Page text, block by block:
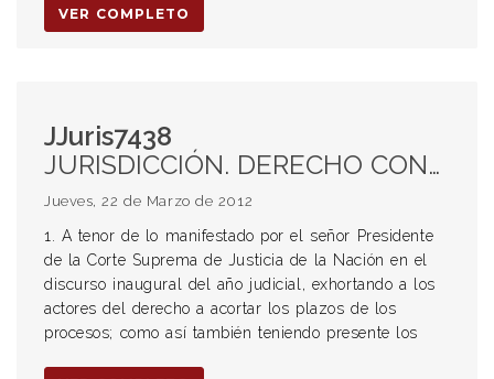
VER COMPLETO
JJuris7438
JURISDICCIÓN. DERECHO CONSTITUCIONAL. PROCESOS MÁS CORTOS. AVANZADA EDAD DE LA ACTORA. OCHO AÑOS DESDE EL ACCIDENTE. PERICIA INIDÓNEA. BAREMO RUBINSTEIN DEL CÓDIGO DE TABLAS DE INCAPACIDADES LABORATIVAS. REPARACIÓN POR INCAPACIDAD SOBREVINIENTE. AFECTACIÓN DE LA CAPACIDAD COTIDIANA. DESENVOLVIMIENTO EN EL MEDIO HABITUAL. LAS SECUELAS DE LAS LESIONES NO PUEDEN AFECTAR SU CAPACIDAD LABORATIVA, PORQUE LA ACTORA ES JUBILADA. LESIÓN ESTÉTICA. ITEM DEL PERJUICIO MORAL. INDEPENDENCIA DE LA EDAD DE LA ACTORA. CIRCUNSTANCIAS QUE INCIDEN AL MOMENTO DE FIJAR LA INDEMNIZACIÓN. DERECHO AL RECLAMO DEL LUCRO CESANTE. ESPOSO DE LA ACTORA. DAÑO NO PADECIDO POR LA ACTORA SINO POR SU ESPOSO. DAÑO NO RECLAMADO.
Jueves, 22 de Marzo de 2012
1. A tenor de lo manifestado por el señor Presidente
de la Corte Suprema de Justicia de la Nación en el
discurso inaugural del año judicial, exhortando a los
actores del derecho a acortar los plazos de los
procesos; como así también teniendo presente los